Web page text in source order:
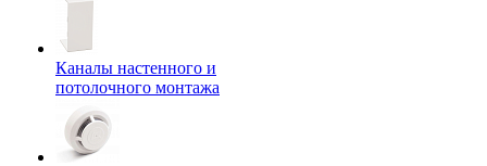
Каналы настенного и
потолочного монтажа